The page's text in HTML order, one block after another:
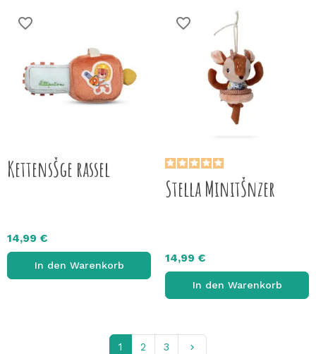
favorite_border
KettensŠge rassel
14,99 €
In den Warenkorb
favorite_border
Stella MinitŠnzer
14,99 €
In den Warenkorb
1 2 3 keyboard_arrow_right